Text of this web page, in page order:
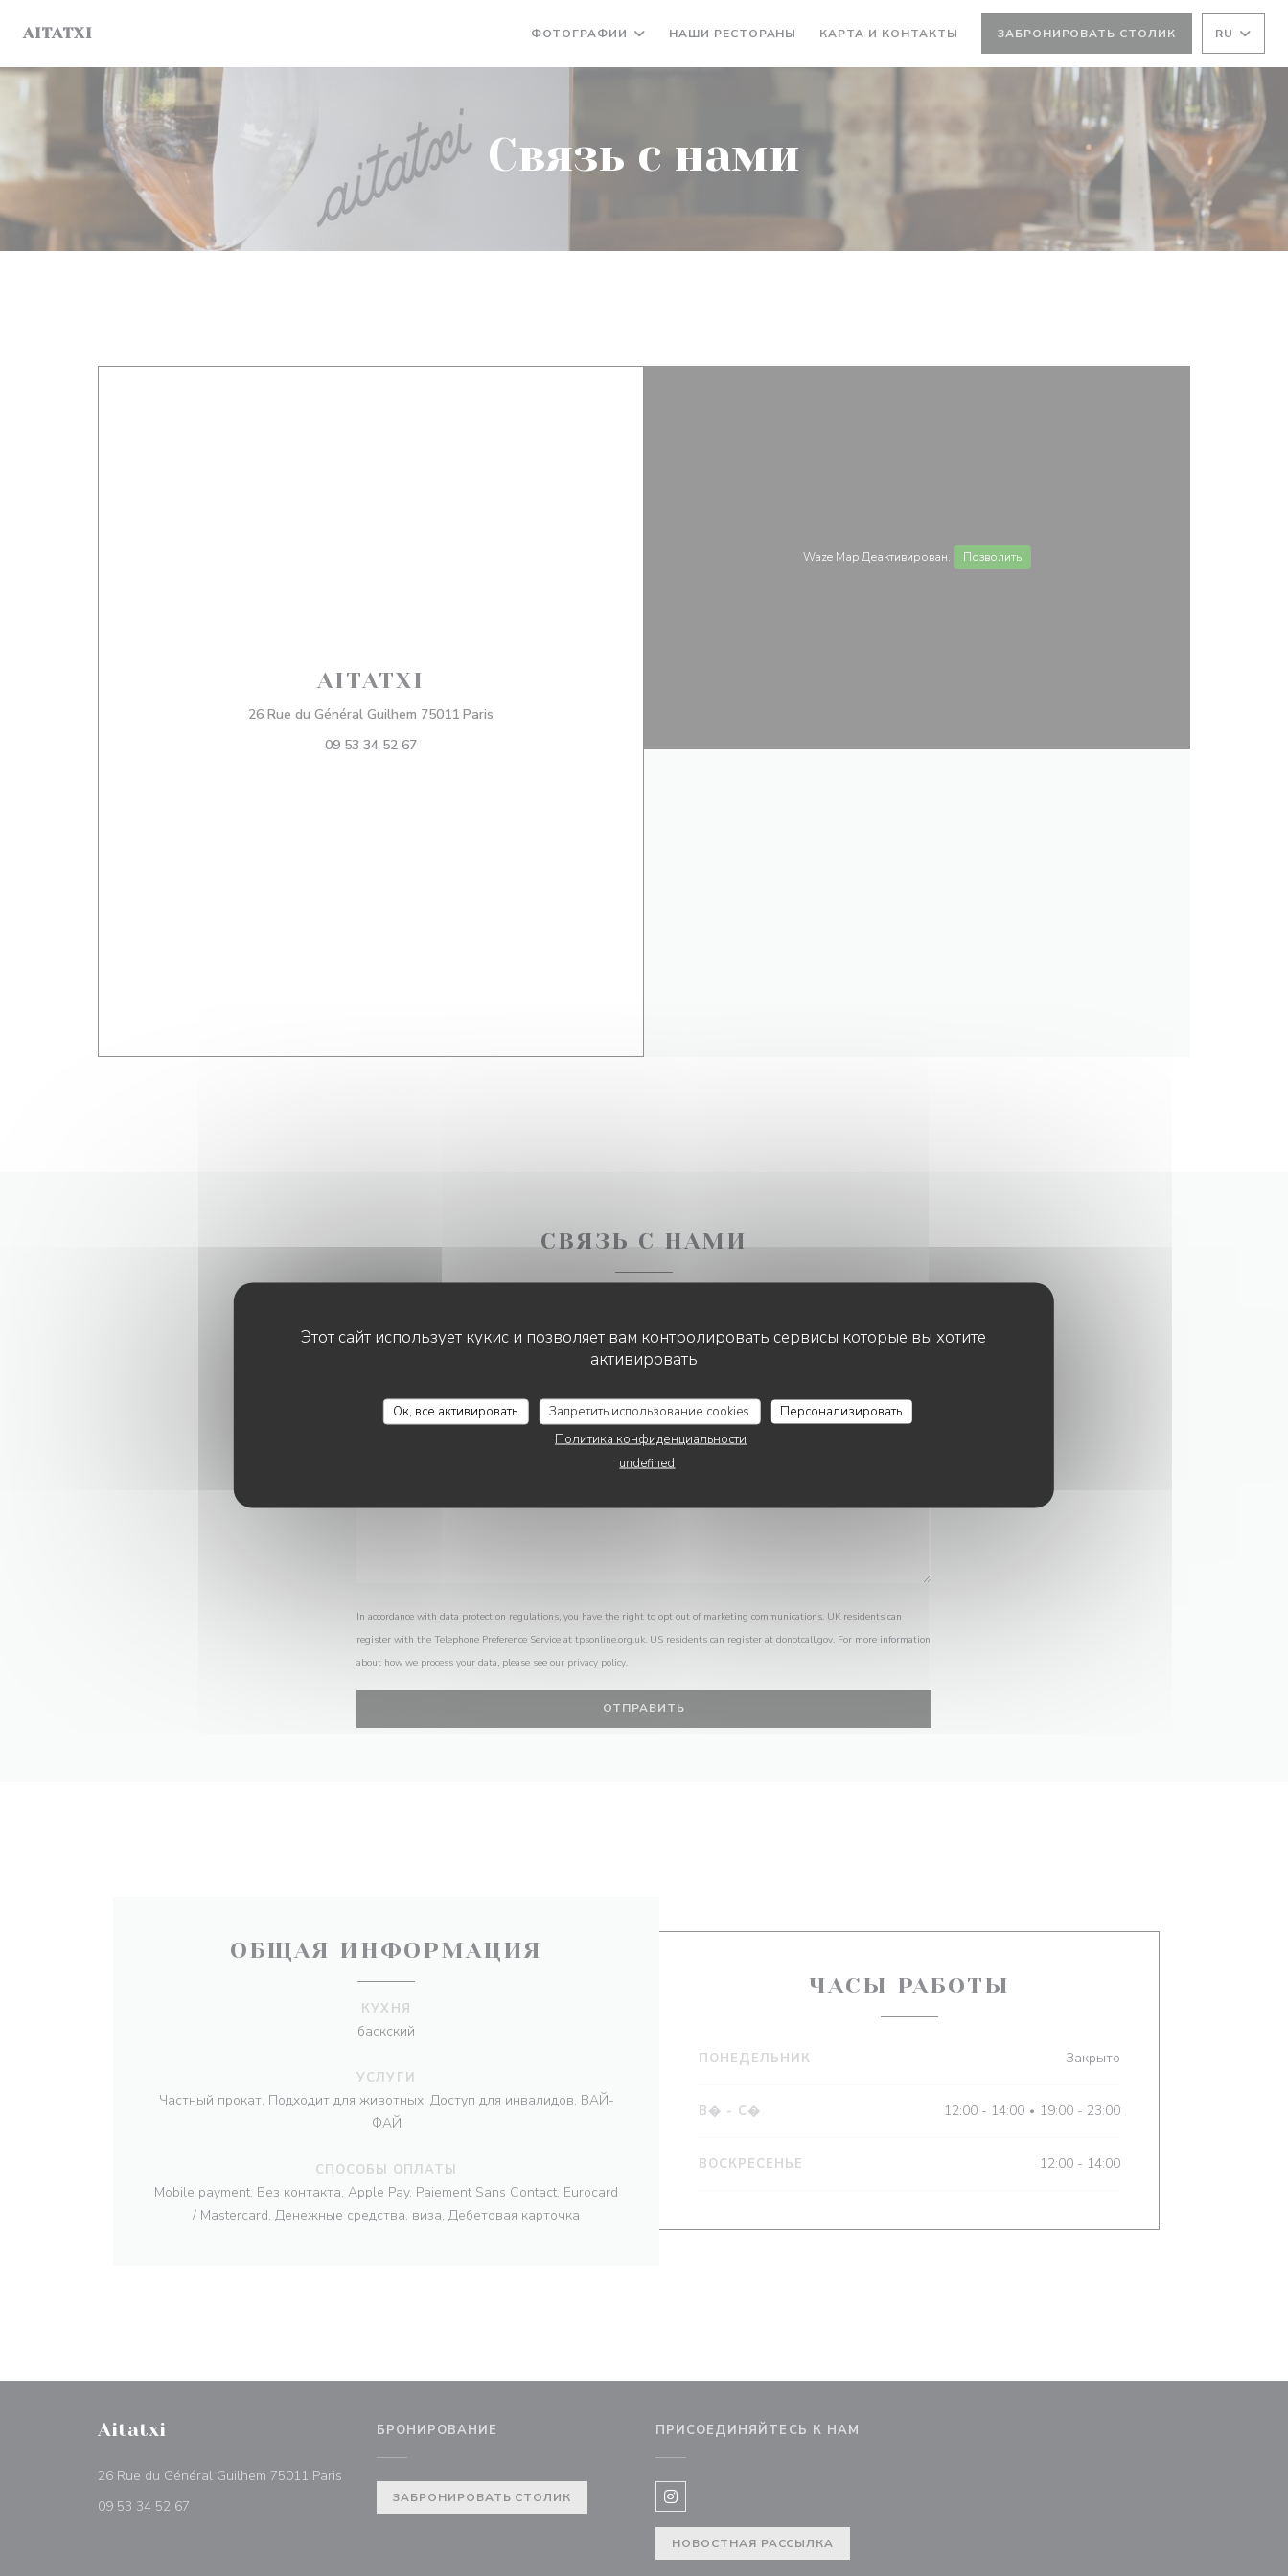
Этот сайт использует кукис и позволяет вам контролировать сервисы которые вы хотите
активировать
Ок, все активировать Запретить использование cookies
Персонализировать
Политика конфиденциальности
undefined
AITATXI ФОТОГРАФИИ НАШИ РЕСТОРАНЫ КАРТА И КОНТАКТЫ ЗАБРОНИРОВАТЬ СТОЛИК RU
Связь с нами
AITATXI
26 Rue du Général Guilhem 75011 Paris
09 53 34 52 67
Waze Map Деактивирован. Позволить
СВЯЗЬ С НАМИ
In accordance with data protection regulations, you have the right to opt out of marketing communications. UK residents can
register with the Telephone Preference Service at tpsonline.org.uk. US residents can register at donotcall.gov. For more information
about how we process your data, please see our privacy policy.
ОБЩАЯ ИНФОРМАЦИЯ
КУХНЯ
баскский
УСЛУГИ
Частный прокат, Подходит для животных, Доступ для инвалидов, ВАЙ-
ФАЙ
СПОСОБЫ ОПЛАТЫ
Mobile payment, Без контакта, Apple Pay, Paiement Sans Contact, Eurocard
/ Mastercard, Денежные средства, виза, Дебетовая карточка
ЧАСЫ РАБОТЫ
ПОНЕДЕЛЬНИК Закрыто
В� - С� 12:00 - 14:00 • 19:00 - 23:00
ВОСКРЕСЕНЬЕ 12:00 - 14:00
Aitatxi
26 Rue du Général Guilhem 75011 Paris
09 53 34 52 67
БРОНИРОВАНИЕ
ЗАБРОНИРОВАТЬ СТОЛИК
ПРИСОЕДИНЯЙТЕСЬ К НАМ
Instagram ((открывается в новом окне))
НОВОСТНАЯ РАССЫЛКА
AITATXI